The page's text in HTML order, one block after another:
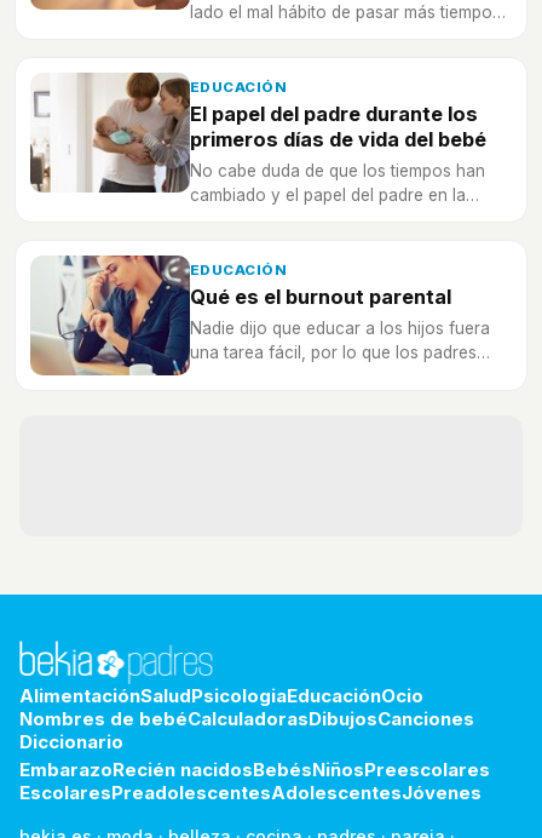
lado el mal hábito de pasar más tiempo
EDUCACIÓN
El papel del padre durante los
primeros días de vida del bebé
No cabe duda de que los tiempos han
cambiado y el papel del padre en la
EDUCACIÓN
Qué es el burnout parental
Nadie dijo que educar a los hijos fuera
una tarea fácil, por lo que los padres
AlimentaciónSaludPsicologiaEducaciónOcio
Nombres de bebéCalculadorasDibujosCanciones
Diccionario
EmbarazoRecién nacidosBebésNiñosPreescolares
EscolaresPreadolescentesAdolescentesJóvenes